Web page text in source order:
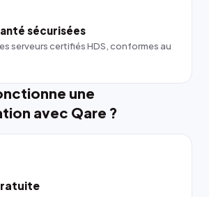
sécurisées
serveurs certifiés HDS, conformes au
une
avec Qare ?